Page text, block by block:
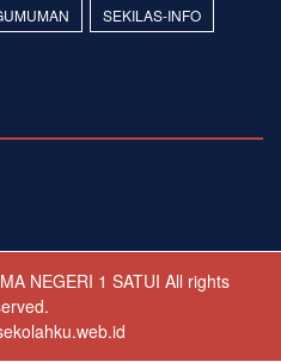
SEKILAS-INFO
NEGERI 1 SATUI All rights